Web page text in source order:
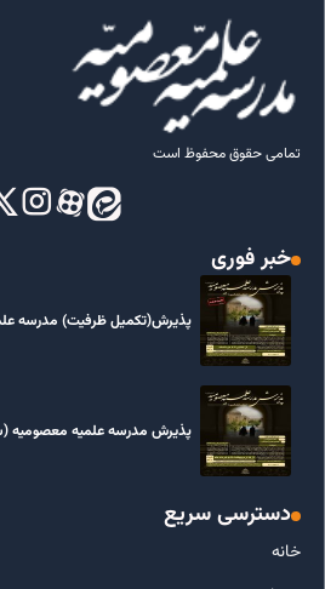
تمامی حقوق محفوظ است
خبر فوری
پذیرش(تکمیل ظرفیت) مدرسه
پذیرش مدرسه علمیه معصومیه‌
دسترسی سریع
خانه